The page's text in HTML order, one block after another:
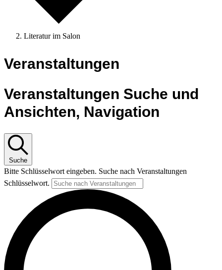
Literatur im Salon
Veranstaltungen
Veranstaltungen Suche und
Ansichten, Navigation
Suche
Bitte Schlüsselwort eingeben. Suche nach Veranstaltungen
Schlüsselwort.